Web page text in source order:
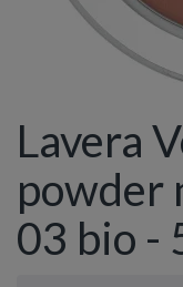
Lavera
powder
03 bio -